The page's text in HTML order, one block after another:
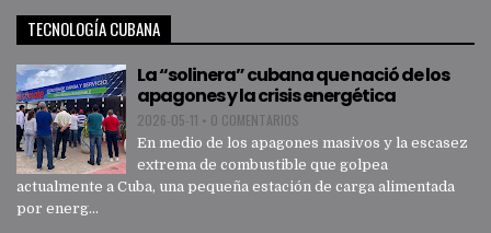
TECNOLOGÍA CUBANA
La “solinera” cubana que nació de los
apagones y la crisis energética
2026-05-11 • 0 COMENTARIOS
En medio de los apagones masivos y la escasez
extrema de combustible que golpea
actualmente a Cuba, una pequeña estación de carga alimentada
por energ...